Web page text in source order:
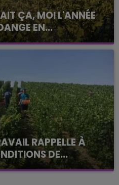
ÇA, MOI L'ANNÉE
EN...
a débuté ce jeudi 6
Montgueux (Aube). Du
RAPPELLE À
DE...
des vendange 2026